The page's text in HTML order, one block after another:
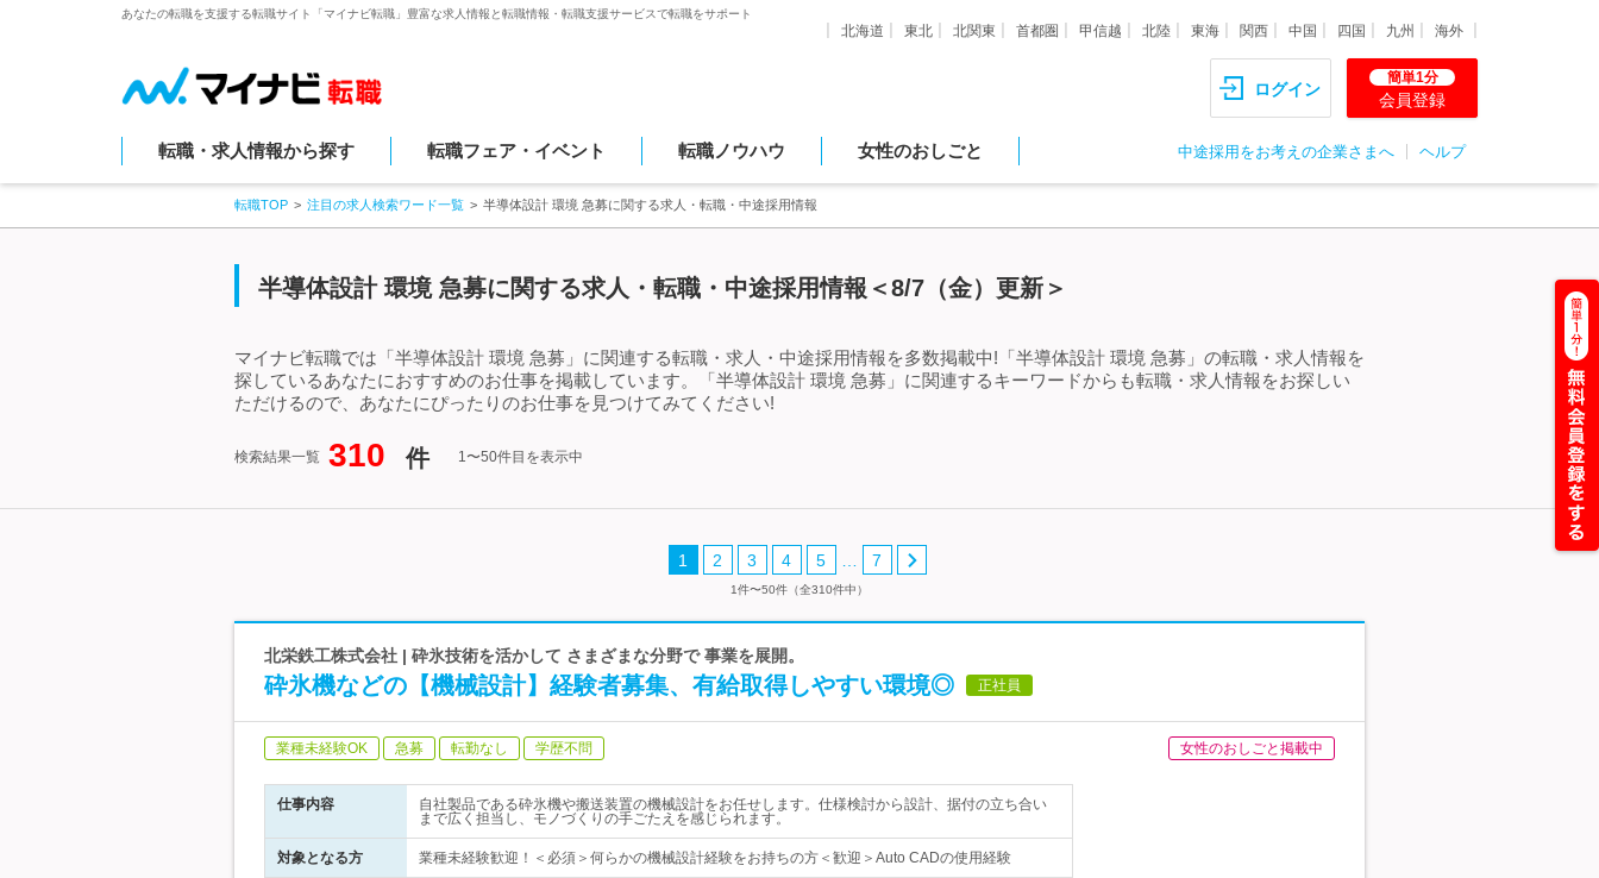
あなたの転職を支援する転職サイト「マイナビ転職」豊富な求人情報と転職情報・転職支援サービスで転職をサポート
北海道 東北 北関東 首都圏 甲信越 北陸 東海 関西 中国 四国 九州 海外
ログイン
簡単1分
会員登録
転職・求人情報から探す 転職フェア・イベント 転職ノウハウ 女性のおしごと 中途採用をお考えの企業さまへ ヘルプ
転職TOP 注目の求人検索ワード一覧 半導体設計 環境 急募に関する求人・転職・中途採用情報
半導体設計 環境 急募に関する求人・転職・中途採用情報＜8/7（金）更新＞
マイナビ転職では「半導体設計 環境 急募」に関連する転職・求人・中途採用情報を多数掲載中!「半導体設計 環境 急募」の転職・求人情報を
探しているあなたにおすすめのお仕事を掲載しています。「半導体設計 環境 急募」に関連するキーワードからも転職・求人情報をお探しい
ただけるので、あなたにぴったりのお仕事を見つけてみてください!
検索結果一覧 310 件 1〜50件目を表示中
1 2 3 4 5 7
1件〜50件（全310件中）
北栄鉄工株式会社 | 砕氷技術を活かして さまざまな分野で 事業を展開。
砕氷機などの【機械設計】経験者募集、有給取得しやすい環境◎ 正社員
業種未経験OK 急募 転勤なし 学歴不問 女性のおしごと掲載中
仕事内容
自社製品である砕氷機や搬送装置の機械設計をお任せします。仕様検討から設計、据付の立ち合い
まで広く担当し、モノづくりの手ごたえを感じられます。
対象となる方 業種未経験歓迎！＜必須＞何らかの機械設計経験をお持ちの方＜歓迎＞Auto CADの使用経験